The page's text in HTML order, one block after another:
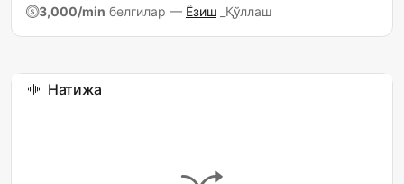
3,000/min белгилар — Ёзиш _Қўллаш
Натижа